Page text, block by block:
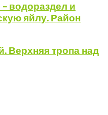
водораздел и
яйлу. Район
Верхняя тропа над